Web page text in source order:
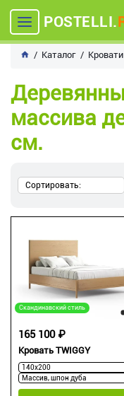
POSTELLI.
Каталог Кровати
массива
см.
Сортировать:
Скандинавский стиль
Кровать TWIGGY
165 100 ₽